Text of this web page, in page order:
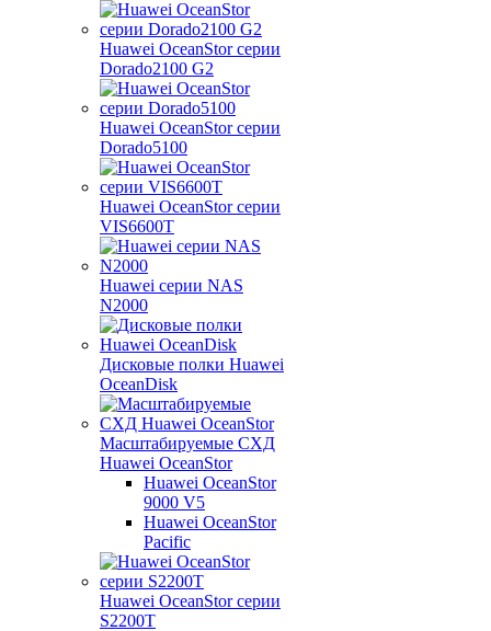
Huawei OceanStor серии
Dorado2100 G2
Huawei OceanStor серии
Dorado5100
Huawei OceanStor серии
VIS6600T
Huawei серии NAS
N2000
Дисковые полки Huawei
OceanDisk
Масштабируемые СХД
Huawei OceanStor
Huawei OceanStor
9000 V5
Huawei OceanStor
Pacific
Huawei OceanStor серии
S2200T